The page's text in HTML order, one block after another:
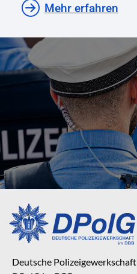
Mehr erfahren
Deutsche Polizeigewerkschaft